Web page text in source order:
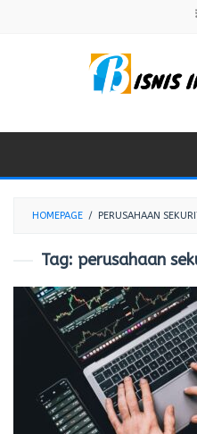
HOMEPAGE / PERUSAHAAN
Tag: perusahaan